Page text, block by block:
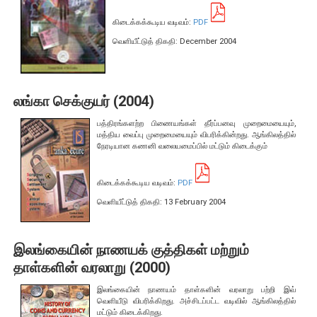
பொதுநோக்கு
நிதியியல் முறைமை உறுதிபாட்டுக் குழு
நிதியியல் முறைமை மேற்பார்வைச் குழு
Financial Stability Review
கிடைக்கக்கூடிய வடிவம்: PDF
வெளியீட்டுத் திகதி: December 2004
லங்கா செக்குயர் (2004)
பத்திரங்களற்ற பிணையங்கள் தீர்ப்பனவு முறைமையையும்,
மத்திய வைப்பு முறைமையையும் விபரிக்கின்றது. ஆங்கிலத்தில்
நேரடியான கணனி வலையமைப்பில் மட்டும் கிடைக்கும்
கிடைக்கக்கூடிய வடிவம்: PDF
வெளியீட்டுத் திகதி: 13 February 2004
இலங்கையின் நாணயக் குத்திகள் மற்றும்
தாள்களின் வரலாறு (2000)
இலங்கையின் நாணயம் தாள்களின் வரலாறு பற்றி இவ்
வெளியீடு விபரிக்கிறது. அச்சிடப்பட்ட வடிவில் ஆங்கிலத்தில்
மட்டும் கிடைக்கிறது.